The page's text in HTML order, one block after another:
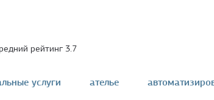
рейтинг 3.7
услуги ателье